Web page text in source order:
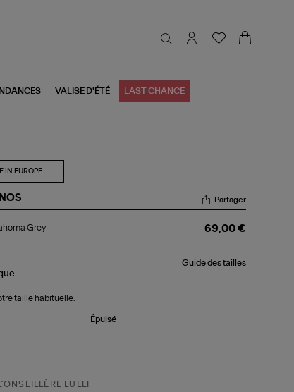
VALISE D'ÉTÉ LAST CHANCE
IN EUROPE
Partager
Grey 69,00 €
Guide des tailles
taille habituelle.
Épuisé
LULLI